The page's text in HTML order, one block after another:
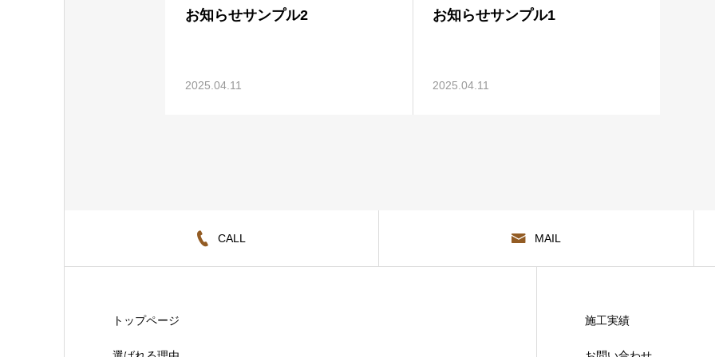
お知らせサンプル2
2025.04.11
お知らせサンプル1
2025.04.11
CALL MAIL
トップページ 施工実績